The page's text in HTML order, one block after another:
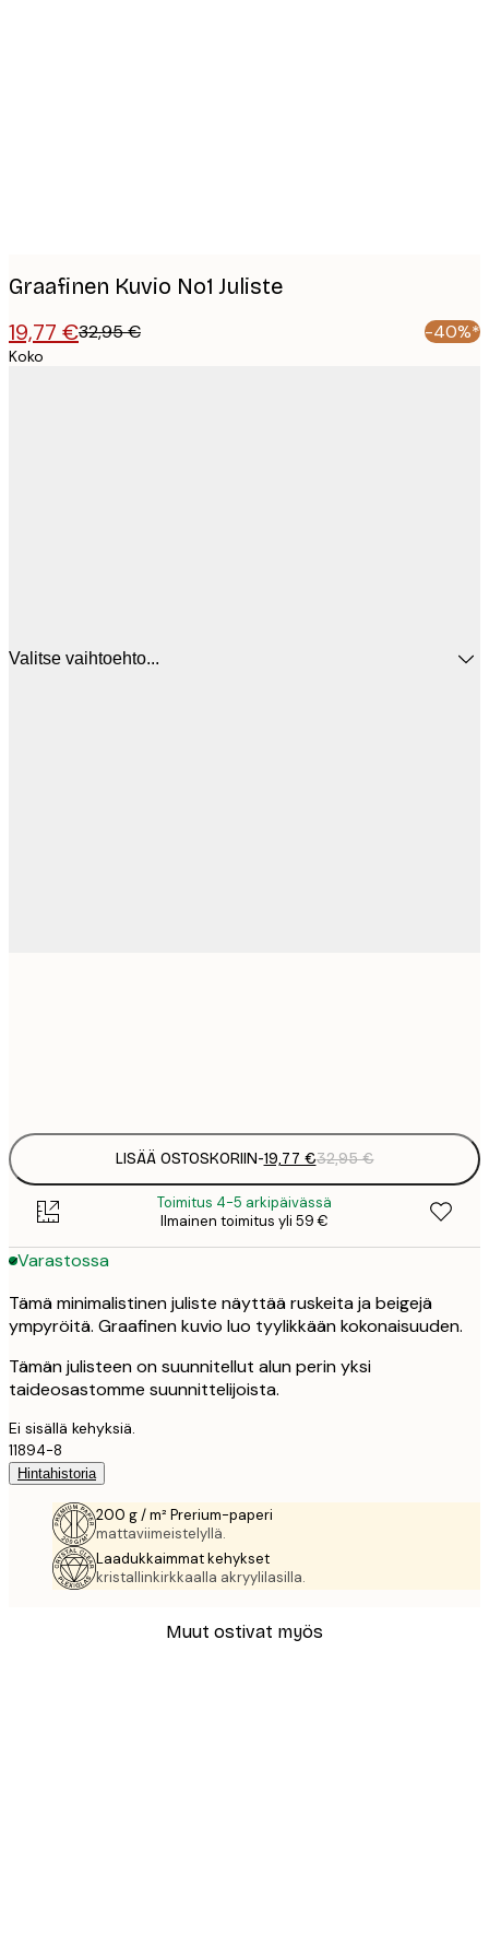
Graafinen Kuvio No1 Juliste
19,77 €32,95 € -40%*
Koko
Valitse vaihtoehto...
LISÄÄ OSTOSKORIIN-19,77 €32,95 €
Toimitus 4-5 arkipäivässä
Ilmainen toimitus yli 59 €
Varastossa
Tämä minimalistinen juliste näyttää ruskeita ja beigejä
ympyröitä. Graafinen kuvio luo tyylikkään kokonaisuuden.
Tämän julisteen on suunnitellut alun perin yksi
taideosastomme suunnittelijoista.
Ei sisällä kehyksiä.
11894-8
Hintahistoria
200 g / m² Prerium-paperi
mattaviimeistelyllä.
Laadukkaimmat kehykset
kristallinkirkkaalla akryylilasilla.
Muut ostivat myös